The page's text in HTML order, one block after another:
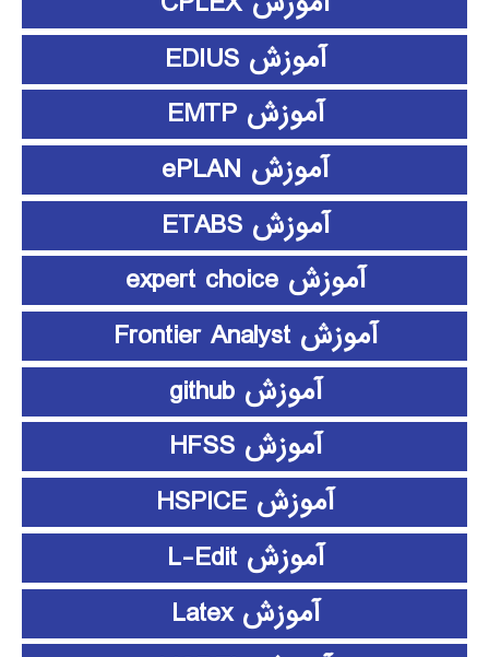
آموزش EDIUS
آموزش EMTP
آموزش ePLAN
آموزش ETABS
آموزش expert choice
آموزش Frontier Analyst
آموزش github
آموزش HFSS
آموزش HSPICE
آموزش L-Edit
آموزش Latex